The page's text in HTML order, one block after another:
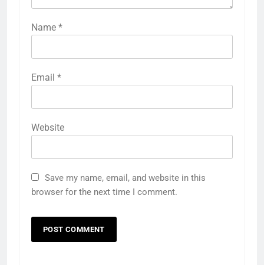
Name *
Email *
Website
Save my name, email, and website in this
browser for the next time I comment.